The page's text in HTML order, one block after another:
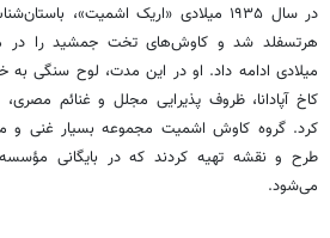
در سال ۱۹۳۵ میلادی «اریک اشمیت»،
میلادی ادامه داد. او در این مدت، لوح سنگی
کاخ آپادانا، ظروف پذیرایی مجلل و غنائم مصری،
کرد. گروه کاوش اشمیت مجموعه بسیار غنی
طرح و نقشه تهیه کردند که در بایگانی
می‌شود.